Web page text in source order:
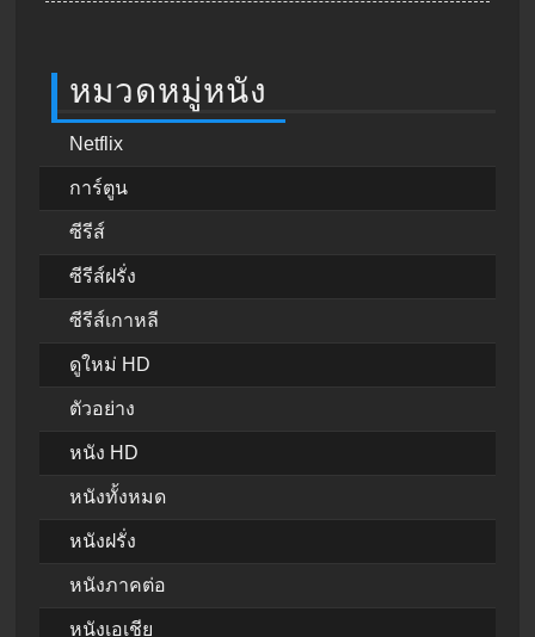
หมวดหมู่หนัง
Netflix
การ์ตูน
ซีรีส์
ซีรีส์ฝรั่ง
ซีรีส์เกาหลี
ดูใหม่ HD
ตัวอย่าง
หนัง HD
หนังทั้งหมด
หนังฝรั่ง
หนังภาคต่อ
หนังเอเชีย